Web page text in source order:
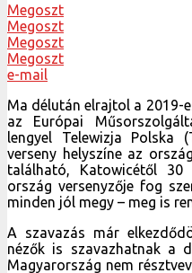
Megoszt
Megoszt
Megoszt
Megoszt
e-mail
Ma délután elrajtol a 2019-
az Európai
lengyel Telewizja Polska
verseny helyszíne az
található, Katowicétől
ország versenyzője fog
minden jól megy – meg is
A szavazás már
nézők is szavazhatnak a
Magyarország nem